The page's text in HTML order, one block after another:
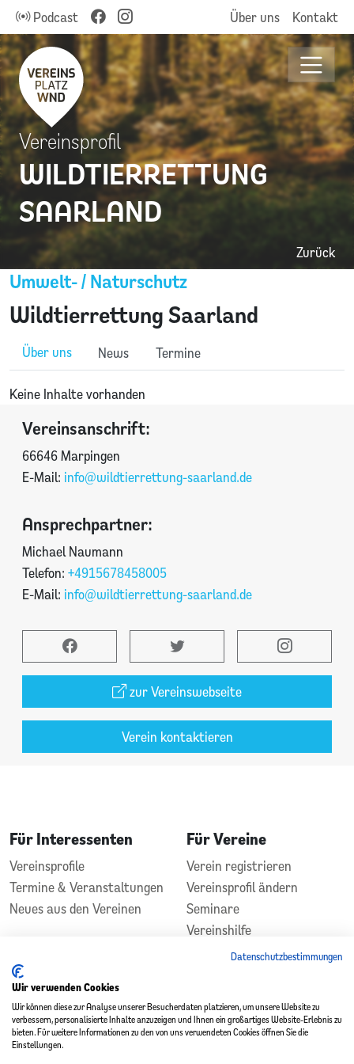
Podcast Über uns Kontakt
WILDTIERRETTUNG
SAARLAND
Vereinsprofil
Zurück
Wildtierrettung Saarland
Umwelt- / Naturschutz
Über uns News Termine
Keine Inhalte vorhanden
Vereinsanschrift:
66646 Marpingen
E-Mail: info@wildtierrettung-saarland.de
Ansprechpartner:
Michael Naumann
Telefon: +4915678458005
E-Mail: info@wildtierrettung-saarland.de
zur Vereinswebseite
Verein kontaktieren
Für Interessenten
Vereinsprofile
Termine & Veranstaltungen
Neues aus den Vereinen
Für Vereine
Verein registrieren
Vereinsprofil ändern
Seminare
Vereinshilfe
Kontakt
In Zusammenarbeit
Datenschutzbestimmungen
Wir verwenden Cookies
Wir können diese zur Analyse unserer Besucherdaten platzieren, um unsere Website zu
verbessern, personalisierte Inhalte anzuzeigen und Ihnen ein großartiges Website-Erlebnis zu
bieten. Für weitere Informationen zu den von uns verwendeten Cookies öffnen Sie die
Einstellungen.